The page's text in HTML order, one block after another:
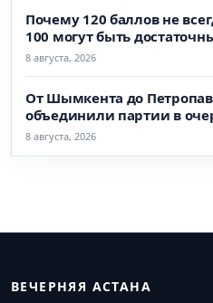
Почему 120 баллов не
100 могут быть
8 августа, 2026
От Шымкента до
объединили партии в
8 августа, 2026
ВЕЧЕРНЯЯ АСТАНА